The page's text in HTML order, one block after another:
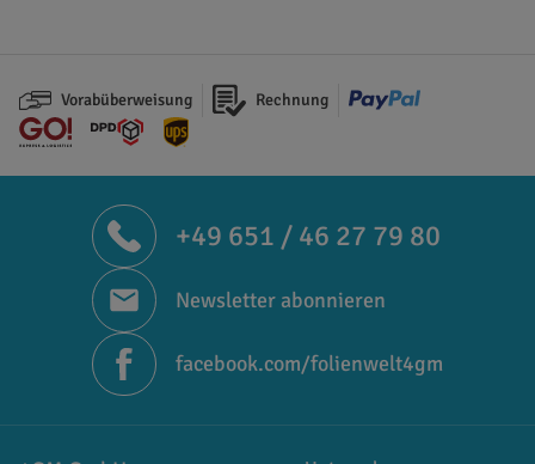
Vorabüberweisung Rechnung
+49 651 / 46 27 79 80
Newsletter abonnieren
facebook.com/folienwelt4gm